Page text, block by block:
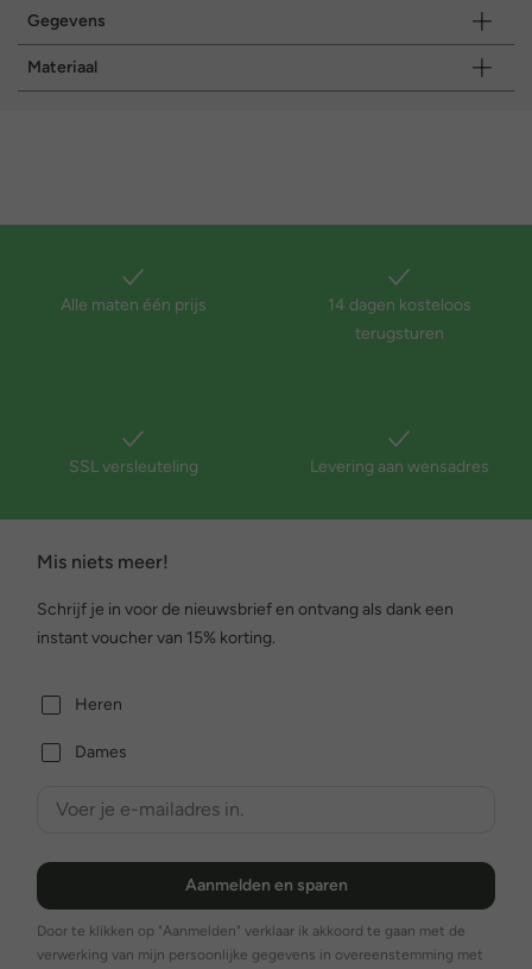
Gegevens
Materiaal
Alle maten één prijs
14 dagen kosteloos
terugsturen
SSL versleuteling Levering aan wensadres
Mis niets meer!
Schrijf je in voor de nieuwsbrief en ontvang als dank een
instant voucher van 15% korting.
Heren
Dames
Aanmelden en sparen
Door te klikken op "Aanmelden" verklaar ik akkoord te gaan met de
verwerking van mijn persoonlijke gegevens in overeenstemming met